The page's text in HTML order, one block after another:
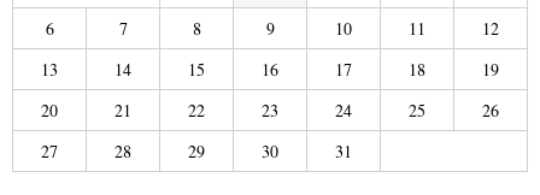
6
7 8 9 10 11
12
13
14 15 16 17 18
19
20
21 22 23 24 25
26
27
28 29 30 31